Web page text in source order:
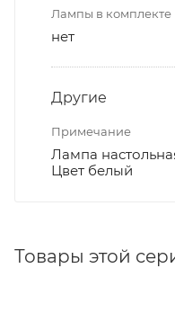
Лампы в комплекте
нет
Другие
Примечание
Лампа
Цвет белый
Товары этой